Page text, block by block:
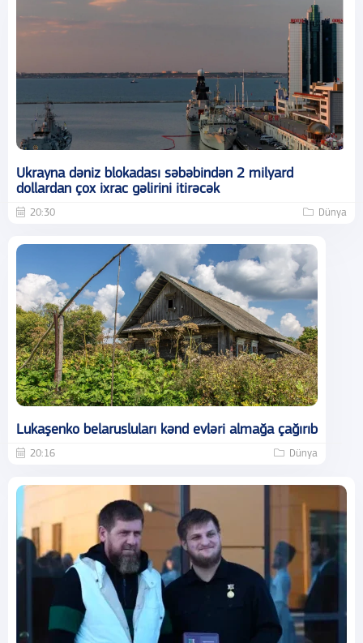
Ukrayna dəniz blokadası səbəbindən 2 milyard
dollardan çox ixrac gəlirini itirəcək
20:30 Dünya
Lukaşenko belarusluları kənd evləri almağa çağırıb
20:16 Dünya